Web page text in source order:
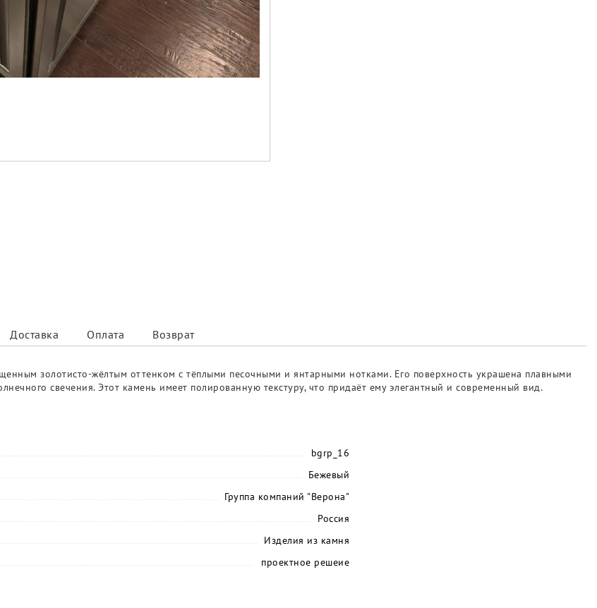
Доставка Оплата Возврат
золотисто-жёлтым оттенком с тёплыми песочными и янтарными нотками. Его поверхность украшена плавными
свечения. Этот камень имеет полированную текстуру, что придаёт ему элегантный и современный вид.
bgrp_16
Бежевый
Группа компаний "Верона"
Россия
Изделия из камня
проектное решеие